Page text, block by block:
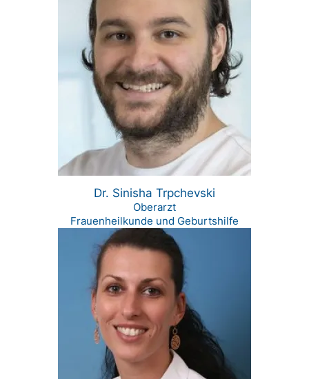
Dr. Sinisha Trpchevski
Oberarzt
Frauenheilkunde und Geburtshilfe